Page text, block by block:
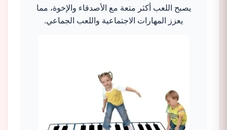
يصبح اللعب أكثر متعة مع الأصدقاء والإخوة، مما
يعزز المهارات الاجتماعية واللعب الجماعي.